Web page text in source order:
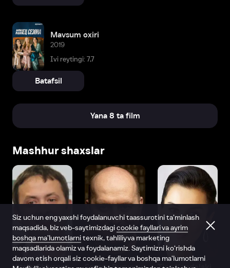
Mavsum oxiri
2019
Ivi reytingi: 7,7
Batafsil
Yana 8 ta film
Mashhur shaxslar
Siz uchun eng yaxshi foydalanuvchi taassurotini ta’minlash
maqsadida, biz veb-saytimizdagicookie fayllari va ayrim
boshqa ma’lumotlarnitexnik, tahliliy va marketing
maqsadlarida olamiz va foydalanamiz. Saytimizni ko‘rishda
davom etish orqali siz cookie-fayllar va boshqa ma’lumotlarni